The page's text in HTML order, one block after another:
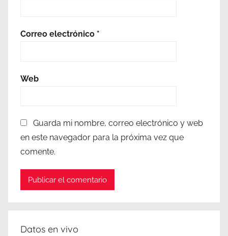
Correo electrónico *
Web
Guarda mi nombre, correo electrónico y web
en este navegador para la próxima vez que
comente.
Datos en vivo